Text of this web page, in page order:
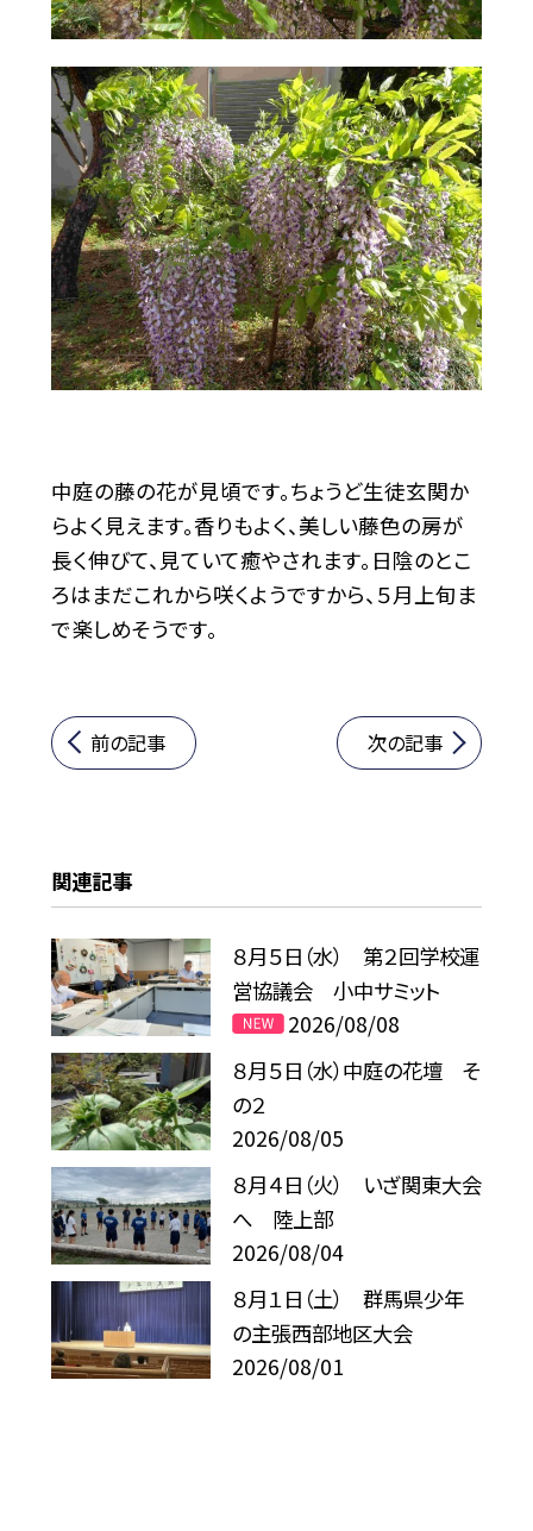
中庭の藤の花が見頃です。ちょうど生徒玄関か
らよく見えます。香りもよく、美しい藤色の房が
長く伸びて、見ていて癒やされます。日陰のとこ
ろはまだこれから咲くようですから、５月上旬ま
で楽しめそうです。
前の記事 次の記事
関連記事
８月５日（水） 第２回学校運
営協議会 小中サミット
2026/08/08
８月５日（水）中庭の花壇 そ
の２
2026/08/05
８月４日（火） いざ関東大会
へ 陸上部
2026/08/04
８月１日（土） 群馬県少年
の主張西部地区大会
2026/08/01